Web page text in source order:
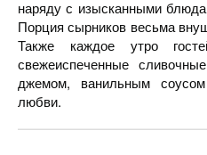
наряду с изысканными
Порция сырников весьма
Также каждое утро
свежеиспеченные
джемом, ванильным
любви.